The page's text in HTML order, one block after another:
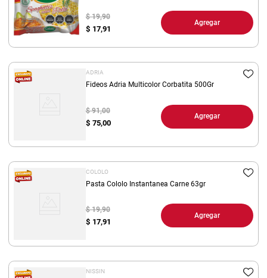
$ 17,91
$ 19,90
Agregar
ADRIA
Fideos Adria Multicolor Corbatita 500Gr
$ 75,00
$ 91,00
Agregar
COLOLO
Pasta Cololo Instantanea Carne 63gr
$ 17,91
$ 19,90
Agregar
NISSIN